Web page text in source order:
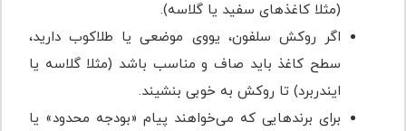
(مثلا کاغذهای سفید یا گلاسه).
اگر روکش سلفون، یووی موضعی یا طلاکوب دارید،
سطح کاغذ باید صاف و مناسب باشد (مثلا گلاسه یا
ایندربرد) تا روکش به خوبی بنشیند.
برای برندهایی که می‌خواهند پیام «بودجه محدود» یا